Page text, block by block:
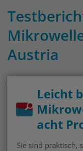
Austria
Leicht
acht
Sie sind praktisch,